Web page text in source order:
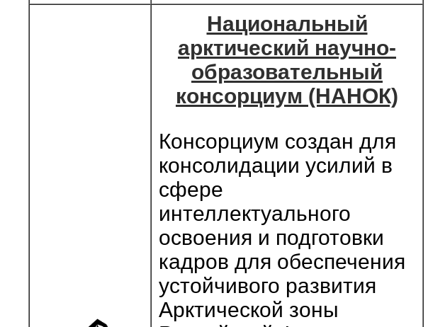
Национальный
арктический научно-
образовательный
консорциум (НАНОК)
Консорциум создан для
консолидации усилий в
сфере
интеллектуального
освоения и подготовки
кадров для обеспечения
устойчивого развития
Арктической зоны